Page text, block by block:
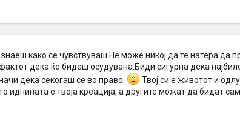
како се чувствуваш.Не може никој да те натера да
дека ќе бидеш осудувана.Биди сигурна дека
дека секогаш се во право.
Твој си е животот и
иднината е твоја креација, а другите можат да бидат